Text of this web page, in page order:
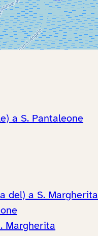
a S. Pantaleone
del) a S. Margherita
Margherita